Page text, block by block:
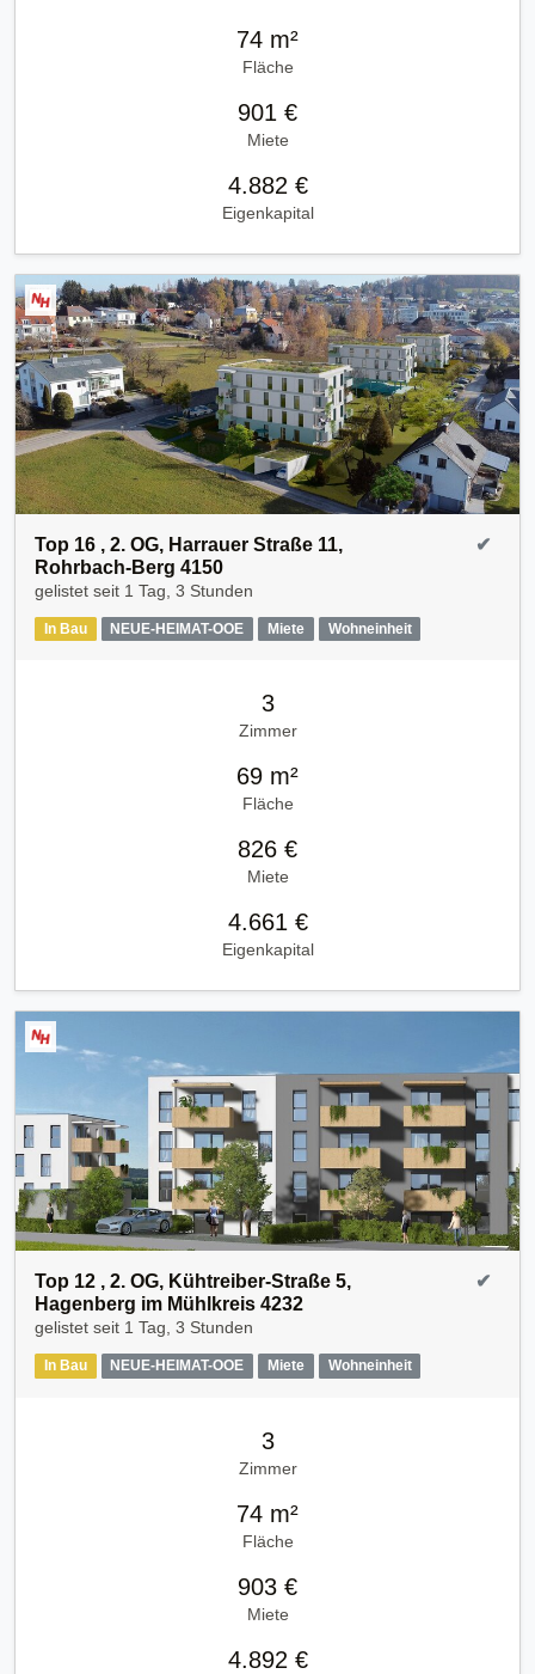
74 m²
Fläche
901 €
Miete
4.882 €
Eigenkapital
Top 16 , 2. OG, Harrauer Straße 11,
Rohrbach-Berg 4150
gelistet seit 1 Tag, 3 Stunden
In Bau NEUE-HEIMAT-OOE Miete Wohneinheit
✔
3
Zimmer
69 m²
Fläche
826 €
Miete
4.661 €
Eigenkapital
Top 12 , 2. OG, Kühtreiber-Straße 5,
Hagenberg im Mühlkreis 4232
gelistet seit 1 Tag, 3 Stunden
In Bau NEUE-HEIMAT-OOE Miete Wohneinheit
✔
3
Zimmer
74 m²
Fläche
903 €
Miete
4.892 €